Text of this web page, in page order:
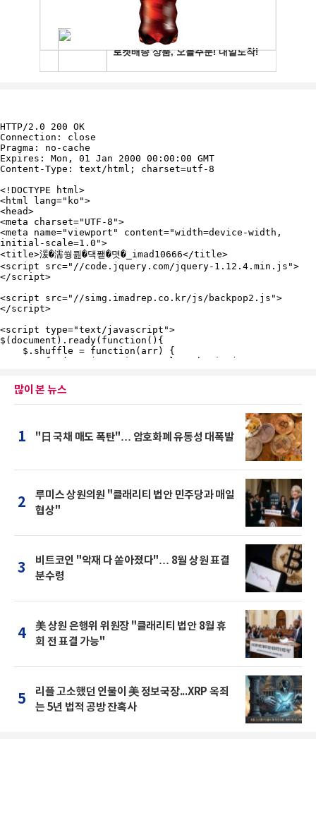
많이 본 뉴스
1 "日 국채 매도 폭탄"… 암호화폐 유동성 대폭발
2
루미스 상원의원 "클래리티 법안 민주당과 매일
협상"
3
비트코인 "악재 다 쏟아졌다"… 8월 상원 표결
분수령
4
美 상원 은행위 위원장 "클래리티 법안 8월 휴
회 전 표결 가능"
5
리플 고소했던 인물이 美 정보국장...XRP 옥죄
는 5년 법적 공방 잔혹사